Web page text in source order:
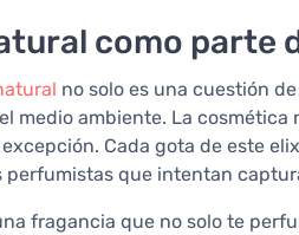
como parte
no solo es una cuestión
medio ambiente. La
Cada gota de este
perfumistas que intentan
fragancia que no solo te